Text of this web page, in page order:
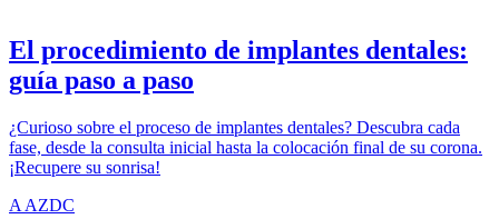
El procedimiento de implantes dentales:
guía paso a paso
¿Curioso sobre el proceso de implantes dentales? Descubra cada
fase, desde la consulta inicial hasta la colocación final de su corona.
¡Recupere su sonrisa!
A AZDC